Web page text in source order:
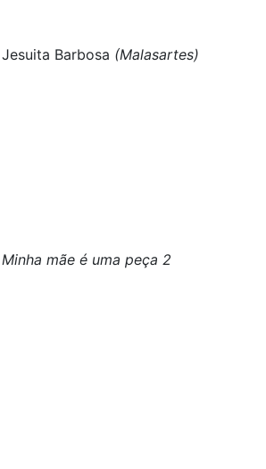
Jesuita Barbosa (Malasartes)
Minha mãe é uma peça 2